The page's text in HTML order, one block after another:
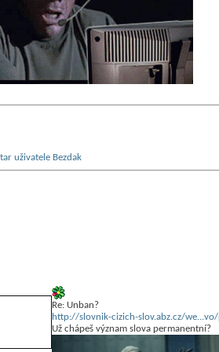
Re: Unban?
http://slovnik-cizich-slov.abz.cz/
Už chápeš význam slova permanentní?